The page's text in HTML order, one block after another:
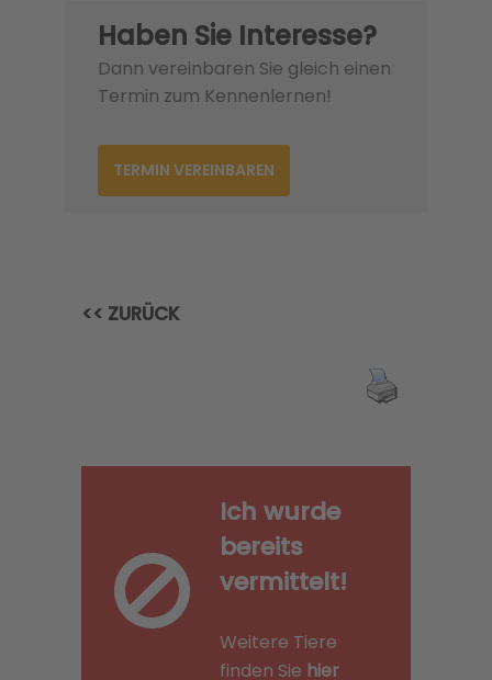
Haben Sie Interesse?
Dann vereinbaren Sie gleich einen
Termin zum Kennenlernen!
TERMIN VEREINBAREN
<< ZURÜCK
Ich wurde
bereits
vermittelt!
Weitere Tiere
finden Sie hier